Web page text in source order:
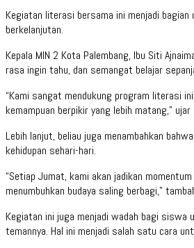
Kegiatan literasi bersama ini menjadi
berkelanjutan.
Kepala MIN 2 Kota Palembang, Ibu Siti
rasa ingin tahu, dan semangat belajar
“Kami sangat mendukung program literasi
kemampuan berpikir yang lebih matang,”
Lebih lanjut, beliau juga menambahkan
kehidupan sehari-hari.
“Setiap Jumat, kami akan jadikan
menumbuhkan budaya saling berbagi,”
Kegiatan ini juga menjadi wadah bagi siswa
temannya. Hal ini menjadi salah satu cara